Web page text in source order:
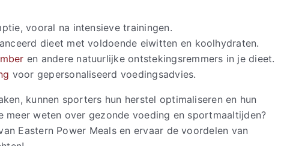
vooral na intensieve trainingen.
dieet met voldoende eiwitten en koolhydraten.
en andere natuurlijke ontstekingsremmers in je dieet.
voor gepersonaliseerd voedingsadvies.
kunnen sporters hun herstel optimaliseren en hun
meer weten over gezonde voeding en sportmaaltijden?
Eastern Power Meals en ervaar de voordelen van